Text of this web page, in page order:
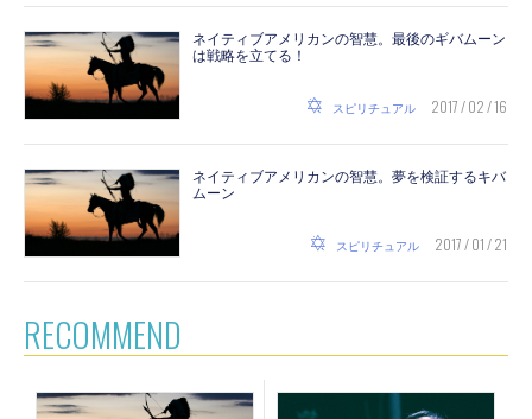
ネイティブアメリカンの智慧。最後のギバムーン
は戦略を立てる！
スピリチュアル 2017 / 02 / 16
ネイティブアメリカンの智慧。夢を検証するキバ
ムーン
スピリチュアル 2017 / 01 / 21
RECOMMEND